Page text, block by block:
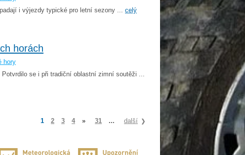
i výjezdy typické pro letní sezony ... celý
horách
hory
se i při tradiční oblastní zimní soutěži ...
1 2 3 4 » 31 ... další